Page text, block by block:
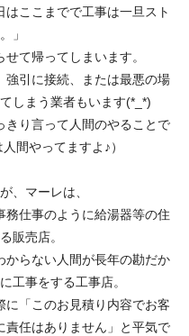
はここまでで工事は一旦スト
」
て帰ってしまいます。
強引に接続、または最悪の場
しまう業者もいます(*_*)
きり言って人間のやることで
間やってますよ♪）
、マーレは、
仕事のように給湯器等の住
販売店。
らない人間が長年の勘だか
工事をする工事店。
「このお見積り内容でお客
責任はありません」と平気で